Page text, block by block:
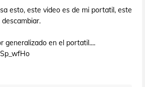
esto, este video es de mi portatil, este
generalizado en el portatil....